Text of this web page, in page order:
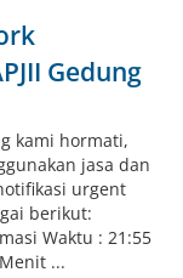
Gedung
kami hormati,
jasa dan
urgent
berikut:
Waktu : 21:55
...